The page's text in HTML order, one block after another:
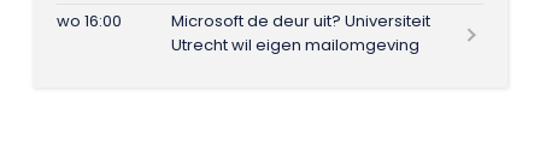
wo 16:00
Microsoft de deur uit? Universiteit
Utrecht wil eigen mailomgeving